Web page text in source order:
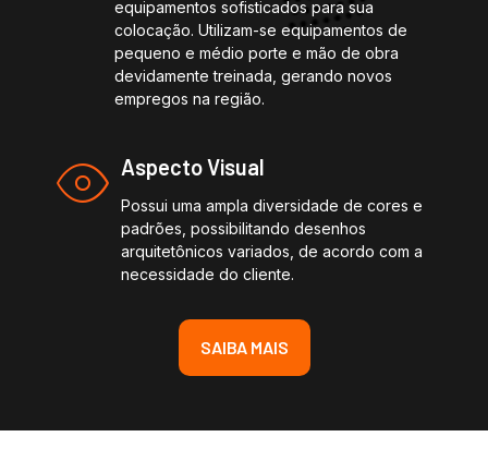
equipamentos sofisticados para sua
colocação. Utilizam-se equipamentos de
pequeno e médio porte e mão de obra
devidamente treinada, gerando novos
empregos na região.
Aspecto Visual
Possui uma ampla diversidade de cores e
padrões, possibilitando desenhos
arquitetônicos variados, de acordo com a
necessidade do cliente.
SAIBA MAIS